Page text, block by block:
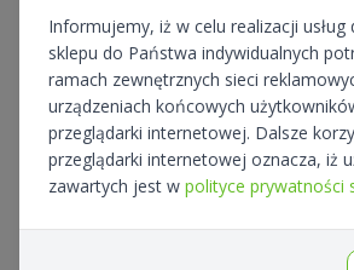
Informujemy, iż w celu realizacji
sklepu do Państwa indywidualnych
ramach zewnętrznych sieci
urządzeniach końcowych
przeglądarki internetowej. Dalsze
przeglądarki internetowej oznacza, iż
zawartych jest w polityce prywatności